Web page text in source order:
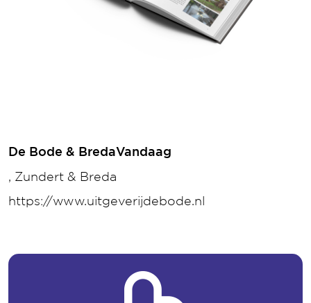
De Bode & BredaVandaag
, Zundert & Breda
https://www.uitgeverijdebode.nl